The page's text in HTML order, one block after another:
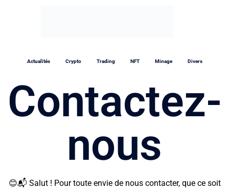
Actualités Crypto Trading NFT Minage Divers
Contactez-
nous
😊📬 Salut ! Pour toute envie de nous contacter, que ce soit